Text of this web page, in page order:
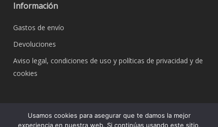
Información
Gastos de envío
Devoluciones
Aviso legal, condiciones de uso y políticas de privacidad y de
cookies
© 2026 Bazar Corona Todo Hogar. Todos los
Usamos cookies para asegurar que te damos la mejor
experiencia en nuestra web. Si continúas usando este sitio,